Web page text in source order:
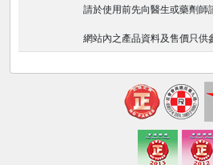
請於使用前先向醫生或藥劑師
網站內之產品資料及售價只供